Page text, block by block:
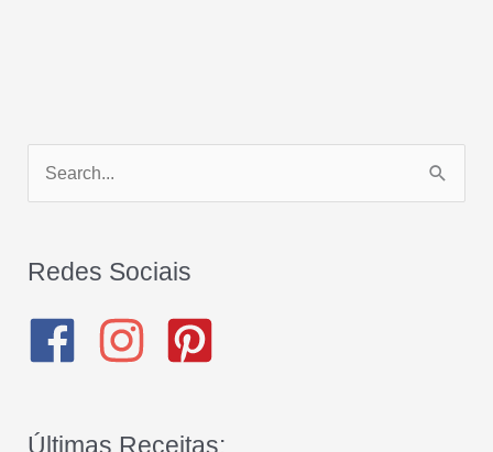
q
r
Redes Sociais
Últimas Receitas: